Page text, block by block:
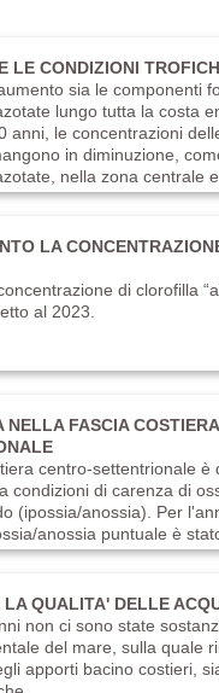
LE CONDIZIONI
sia le componenti
lungo tutta la costa
anni, le concentrazioni
in diminuzione,
nella zona centrale
LA
di clorofilla
al 2023.
NELLA FASCIA
centro-settentrionale è
condizioni di carenza di
(ipossia/anossia). Per
anossia puntuale è
LA QUALITA' DELLE
non ci sono state
del mare, sulla quale
apporti bacino costieri,